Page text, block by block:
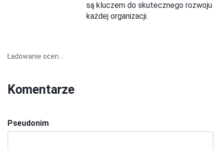
są kluczem do skutecznego rozwoju
każdej organizacji.
Ładowanie ocen...
Komentarze
Pseudonim